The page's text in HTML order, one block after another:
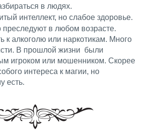
в людях.
интеллект, но слабое здоровье.
преследуют в любом возрасте.
к алкоголю или наркотикам. Много
В прошлой жизни были
игроком или мошенником. Скорее
интереса к магии, но
есть.